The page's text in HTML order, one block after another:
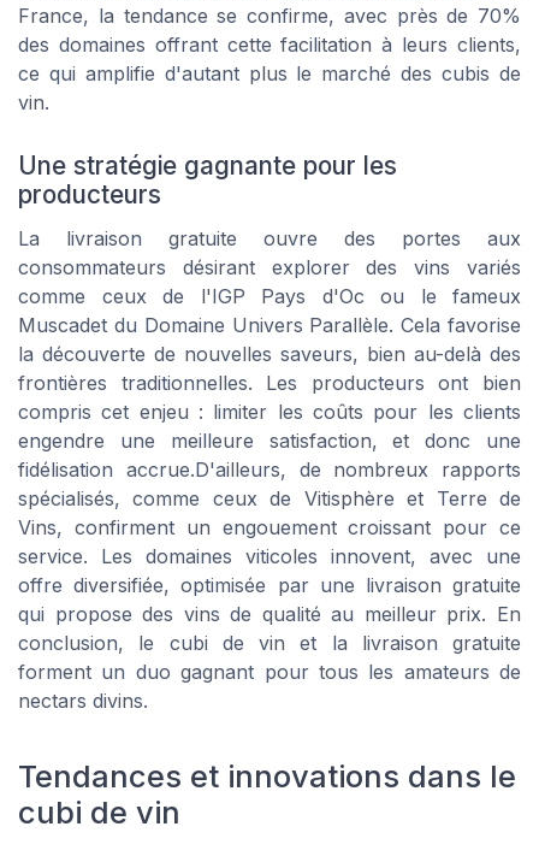
France, la tendance se confirme, avec près de 70%
des domaines offrant cette facilitation à leurs clients,
ce qui amplifie d'autant plus le marché des cubis de
vin.
Une stratégie gagnante pour les
producteurs
La livraison gratuite ouvre des portes aux
consommateurs désirant explorer des vins variés
comme ceux de l'IGP Pays d'Oc ou le fameux
Muscadet du Domaine Univers Parallèle. Cela favorise
la découverte de nouvelles saveurs, bien au-delà des
frontières traditionnelles. Les producteurs ont bien
compris cet enjeu : limiter les coûts pour les clients
engendre une meilleure satisfaction, et donc une
fidélisation accrue.D'ailleurs, de nombreux rapports
spécialisés, comme ceux de Vitisphère et Terre de
Vins, confirment un engouement croissant pour ce
service. Les domaines viticoles innovent, avec une
offre diversifiée, optimisée par une livraison gratuite
qui propose des vins de qualité au meilleur prix. En
conclusion, le cubi de vin et la livraison gratuite
forment un duo gagnant pour tous les amateurs de
nectars divins.
Tendances et innovations dans le
cubi de vin